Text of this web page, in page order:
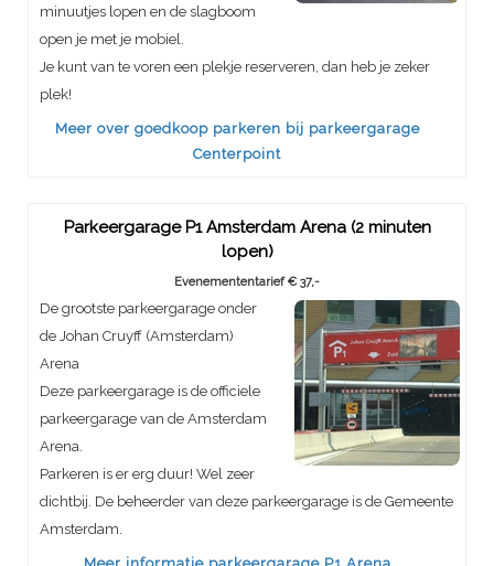
minuutjes lopen en de slagboom
open je met je mobiel.
Je kunt van te voren een plekje reserveren, dan heb je zeker
plek!
Meer over goedkoop parkeren bij parkeergarage
Centerpoint
Parkeergarage P1 Amsterdam Arena (2 minuten
lopen)
Evenemententarief € 37,-
De grootste parkeergarage onder
de Johan Cruyff (Amsterdam)
Arena
Deze parkeergarage is de officiele
parkeergarage van de Amsterdam
Arena.
Parkeren is er erg duur! Wel zeer
dichtbij. De beheerder van deze parkeergarage is de Gemeente
Amsterdam.